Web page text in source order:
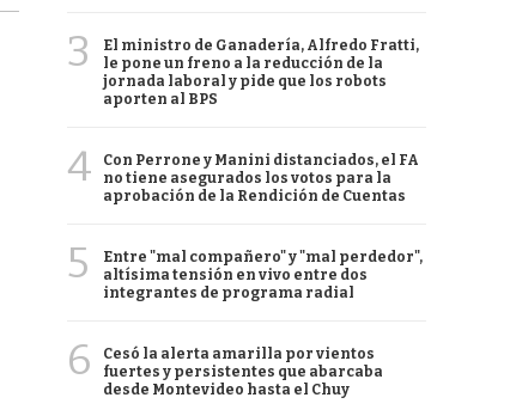
3
El ministro de Ganadería, Alfredo Fratti,
le pone un freno a la reducción de la
jornada laboral y pide que los robots
aporten al BPS
4
Con Perrone y Manini distanciados, el FA
no tiene asegurados los votos para la
aprobación de la Rendición de Cuentas
5
Entre "mal compañero" y "mal perdedor",
altísima tensión en vivo entre dos
integrantes de programa radial
6
Cesó la alerta amarilla por vientos
fuertes y persistentes que abarcaba
desde Montevideo hasta el Chuy